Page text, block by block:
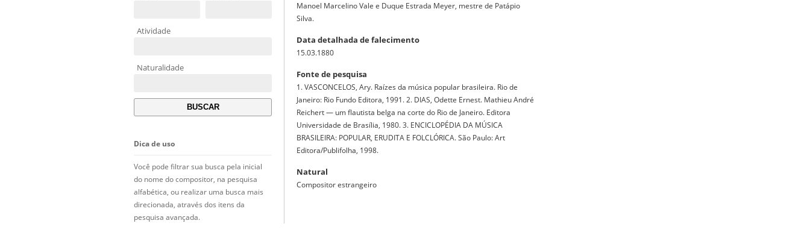
Atividade
Naturalidade
Dica de uso
Você pode filtrar sua busca pela inicial
do nome do compositor, na pesquisa
alfabética, ou realizar uma busca mais
direcionada, através dos itens da
pesquisa avançada.
Manoel Marcelino Vale e Duque Estrada Meyer, mestre de Patápio
Silva.
Data detalhada de falecimento
15.03.1880
Fonte de pesquisa
1. VASCONCELOS, Ary. Raízes da música popular brasileira. Rio de
Janeiro: Rio Fundo Editora, 1991. 2. DIAS, Odette Ernest. Mathieu André
Reichert — um flautista belga na corte do Rio de Janeiro. Editora
Universidade de Brasília, 1980. 3. ENCICLOPÉDIA DA MÚSICA
BRASILEIRA: POPULAR, ERUDITA E FOLCLÓRICA. São Paulo: Art
Editora/Publifolha, 1998.
Natural
Compositor estrangeiro